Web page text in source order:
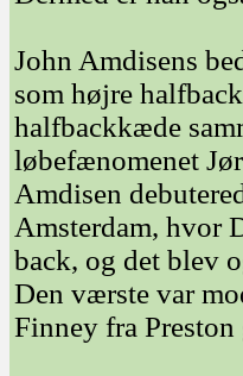
John Amdisens
som højre
halfbackkæde
løbefænomenet
Amdisen
Amsterdam, hvor
back, og det blev
Den værste var
Finney fra